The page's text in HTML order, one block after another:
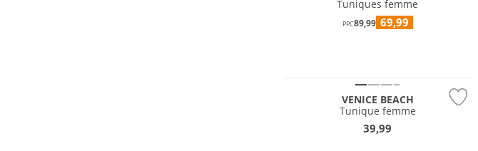
Tuniques femme
PPC89,99 69,99
VENICE BEACH
Tunique femme
39,99